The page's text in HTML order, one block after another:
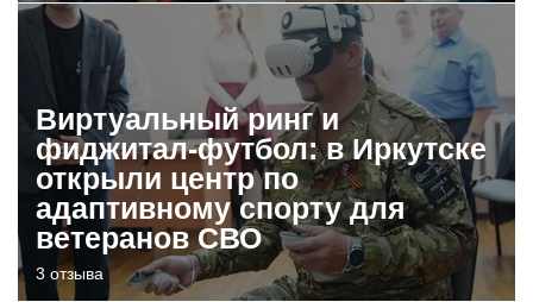
Виртуальный ринг и
фиджитал-футбол: в Иркутске
открыли центр по
адаптивному спорту для
ветеранов СВО
3 отзыва